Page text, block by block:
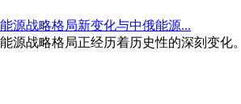
源战略格局新变化与中俄能源...
源战略格局正经历着历史性的深刻变